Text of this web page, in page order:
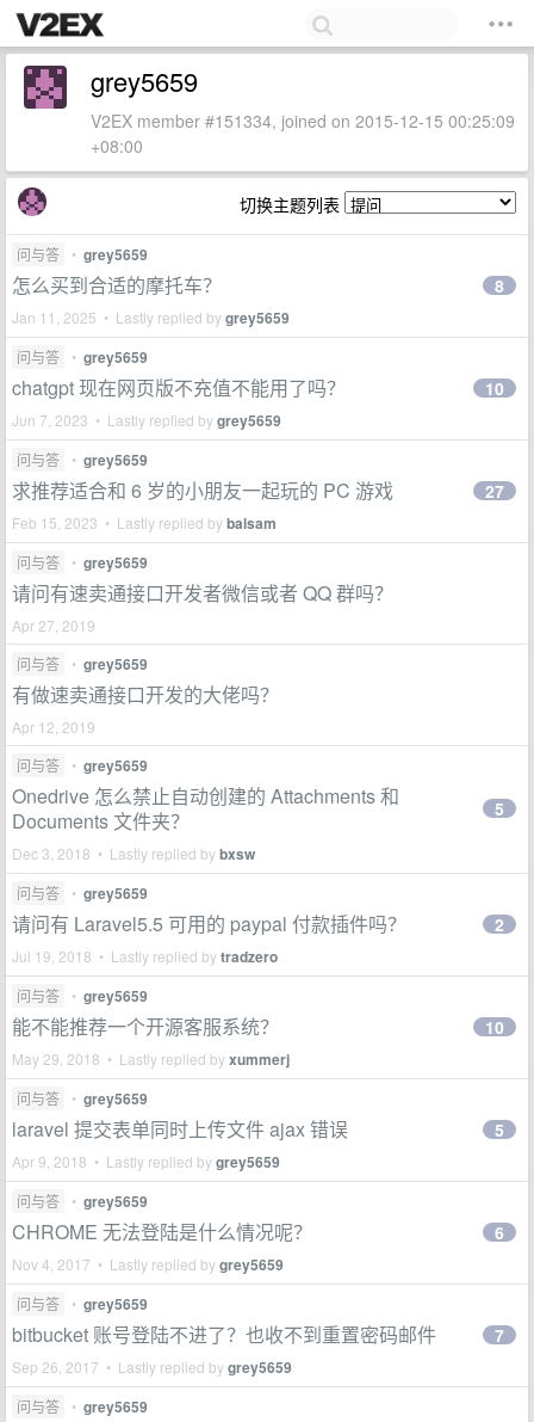
grey5659
V2EX member #151334, joined on 2015-12-15 00:25:09
+08:00
切换主题列表
问与答 • grey5659
怎么买到合适的摩托车？
Jan 11, 2025 • Lastly replied bygrey5659
8
问与答 • grey5659
chatgpt 现在网页版不充值不能用了吗？
Jun 7, 2023 • Lastly replied bygrey5659
10
问与答 • grey5659
求推荐适合和 6 岁的小朋友一起玩的 PC 游戏
Feb 15, 2023 • Lastly replied bybalsam
27
问与答 • grey5659
请问有速卖通接口开发者微信或者 QQ 群吗？
Apr 27, 2019
问与答
• grey5659
有做速卖通接口开发的大佬吗？
Apr 12, 2019
问与答
• grey5659
Onedrive 怎么禁止自动创建的 Attachments 和
Documents 文件夹？
Dec 3, 2018 • Lastly replied bybxsw
5
问与答 • grey5659
请问有 Laravel5.5 可用的 paypal 付款插件吗？
Jul 19, 2018 • Lastly replied bytradzero
2
问与答 • grey5659
能不能推荐一个开源客服系统？
May 29, 2018 • Lastly replied byxummerj
10
问与答 • grey5659
laravel 提交表单同时上传文件 ajax 错误
Apr 9, 2018 • Lastly replied bygrey5659
5
问与答 • grey5659
CHROME 无法登陆是什么情况呢？
Nov 4, 2017 • Lastly replied bygrey5659
6
问与答 • grey5659
bitbucket 账号登陆不进了？也收不到重置密码邮件
Sep 26, 2017 • Lastly replied bygrey5659
7
问与答 • grey5659